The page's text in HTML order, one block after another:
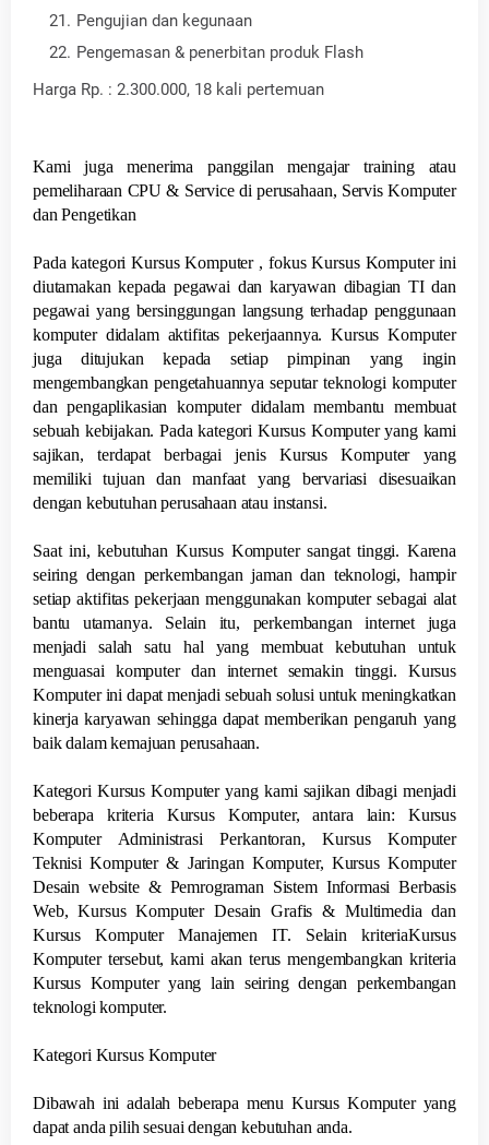
Pengujian dan kegunaan
Pengemasan & penerbitan produk Flash
Harga Rp. : 2.300.000, 18 kali pertemuan
Kami juga menerima panggilan mengajar training atau
pemeliharaan CPU & Service di perusahaan, Servis Komputer
dan Pengetikan
Pada kategori Kursus Komputer , fokus Kursus Komputer ini
diutamakan kepada pegawai dan karyawan dibagian TI dan
pegawai yang bersinggungan langsung terhadap penggunaan
komputer didalam aktifitas pekerjaannya. Kursus Komputer
juga ditujukan kepada setiap pimpinan yang ingin
mengembangkan pengetahuannya seputar teknologi komputer
dan pengaplikasian komputer didalam membantu membuat
sebuah kebijakan. Pada kategori Kursus Komputer yang kami
sajikan, terdapat berbagai jenis Kursus Komputer yang
memiliki tujuan dan manfaat yang bervariasi disesuaikan
dengan kebutuhan perusahaan atau instansi.
Saat ini, kebutuhan Kursus Komputer sangat tinggi. Karena
seiring dengan perkembangan jaman dan teknologi, hampir
setiap aktifitas pekerjaan menggunakan komputer sebagai alat
bantu utamanya. Selain itu, perkembangan internet juga
menjadi salah satu hal yang membuat kebutuhan untuk
menguasai komputer dan internet semakin tinggi. Kursus
Komputer ini dapat menjadi sebuah solusi untuk meningkatkan
kinerja karyawan sehingga dapat memberikan pengaruh yang
baik dalam kemajuan perusahaan.
Kategori Kursus Komputer yang kami sajikan dibagi menjadi
beberapa kriteria Kursus Komputer, antara lain: Kursus
Komputer Administrasi Perkantoran, Kursus Komputer
Teknisi Komputer & Jaringan Komputer, Kursus Komputer
Desain website & Pemrograman Sistem Informasi Berbasis
Web, Kursus Komputer Desain Grafis & Multimedia dan
Kursus Komputer Manajemen IT. Selain kriteriaKursus
Komputer tersebut, kami akan terus mengembangkan kriteria
Kursus Komputer yang lain seiring dengan perkembangan
teknologi komputer.
Kategori Kursus Komputer
Dibawah ini adalah beberapa menu Kursus Komputer yang
dapat anda pilih sesuai dengan kebutuhan anda.